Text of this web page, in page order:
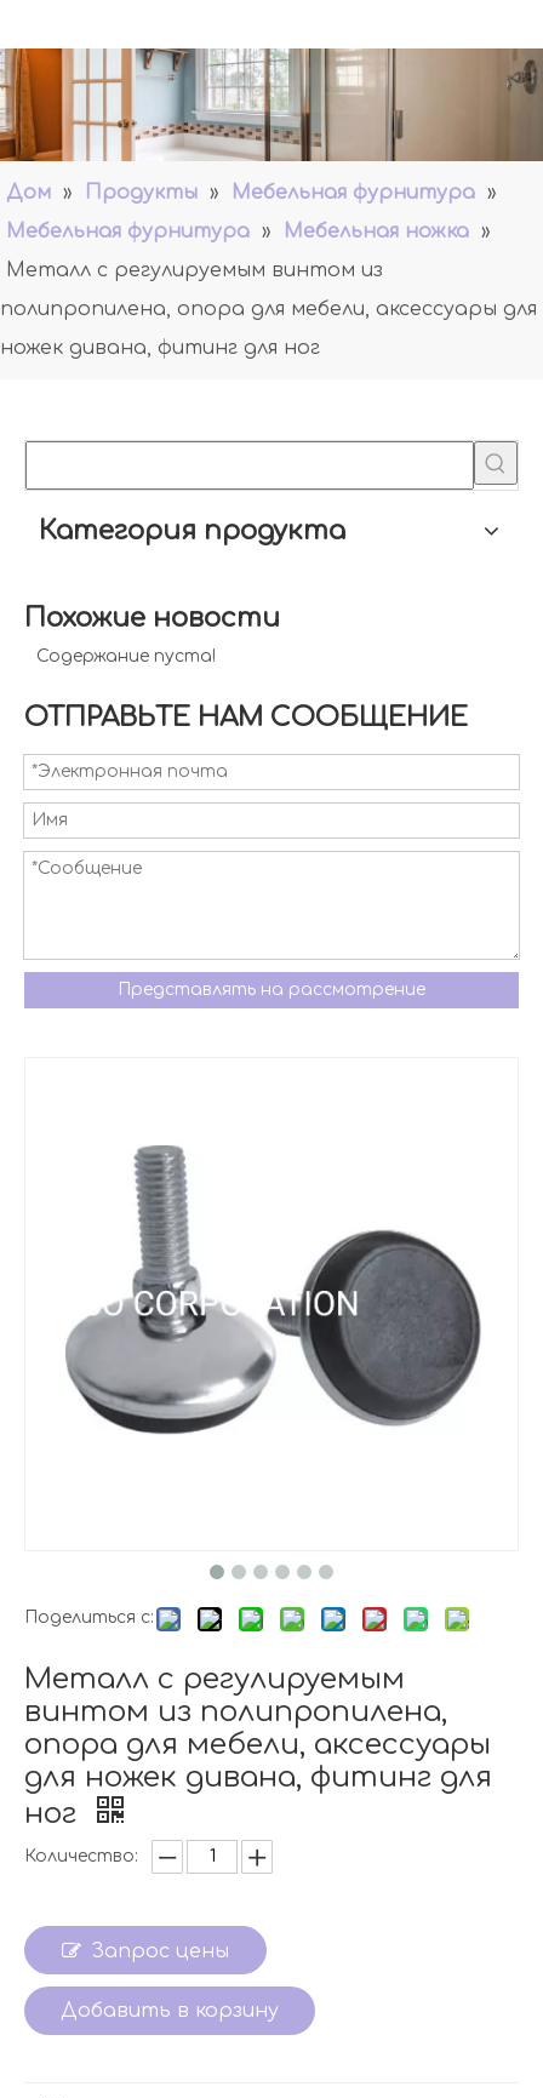
Дом » Продукты » Мебельная фурнитура »
Мебельная фурнитура » Мебельная ножка »
Металл с регулируемым винтом из
полипропилена, опора для мебели, аксессуары для
ножек дивана, фитинг для ног
Категория продукта
Похожие новости
Содержание пуста!
ОТПРАВЬТЕ НАМ СООБЩЕНИЕ
Представлять на рассмотрение
Поделиться с:
Металл с регулируемым
винтом из полипропилена,
опора для мебели, аксессуары
для ножек дивана, фитинг для
ног
Количество:
Запрос цены
Добавить в корзину